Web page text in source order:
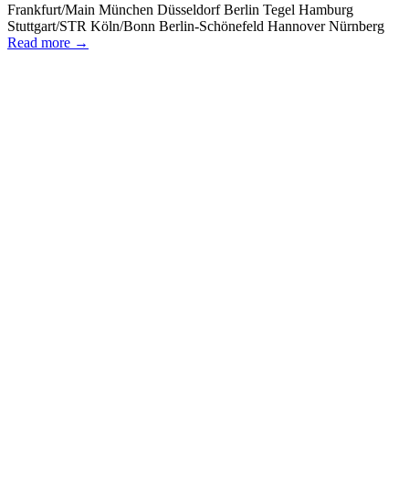
Frankfurt/Main München Düsseldorf Berlin Tegel Hamburg
Stuttgart/STR Köln/Bonn Berlin-Schönefeld Hannover Nürnberg
Read more →